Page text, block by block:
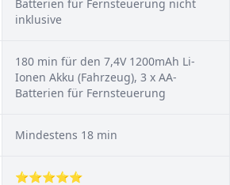
Batterien für Fernsteuerung nicht
inklusive
180 min für den 7,4V 1200mAh Li-
Ionen Akku (Fahrzeug), 3 x AA-
Batterien für Fernsteuerung
Mindestens 18 min
⭐⭐⭐⭐⭐